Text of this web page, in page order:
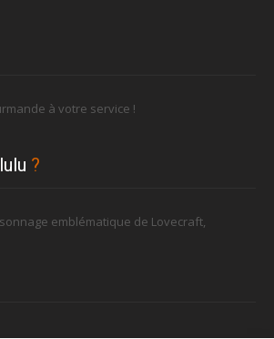
à votre service !
?
emblématique de Lovecraft,